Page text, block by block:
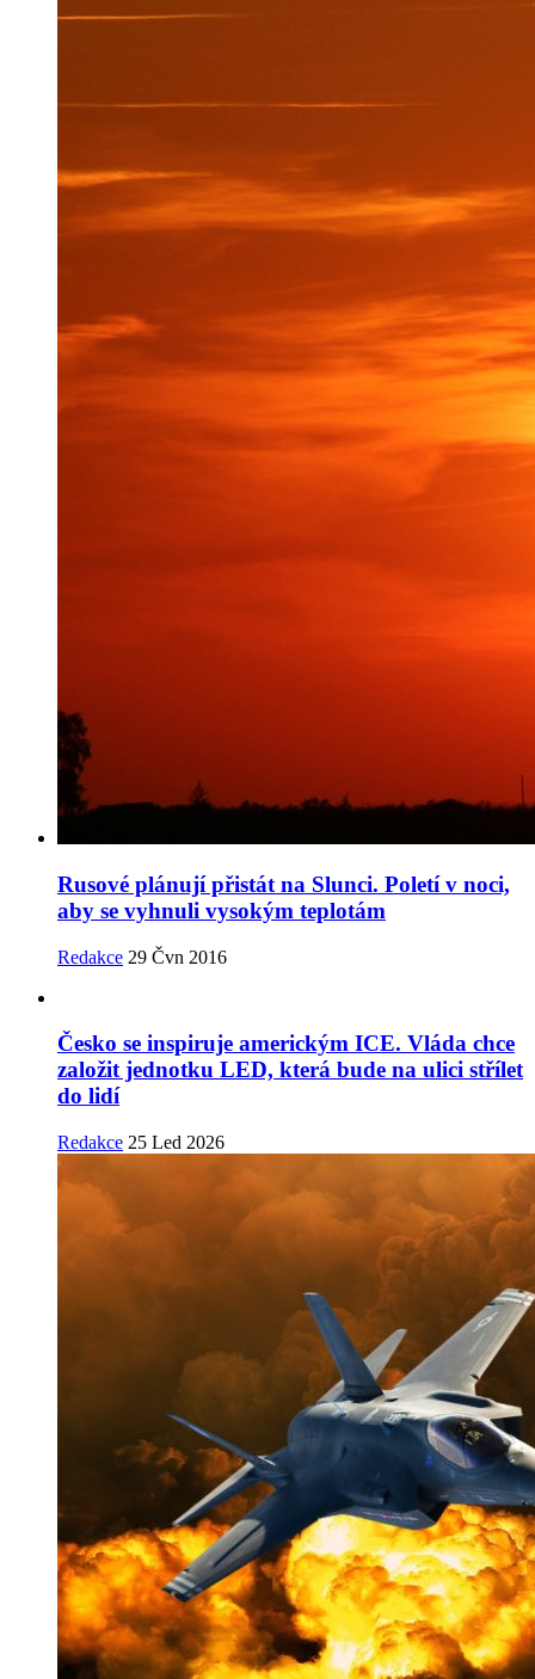
Rusové plánují přistát na Slunci. Poletí v noci,
aby se vyhnuli vysokým teplotám
Redakce 29 Čvn 2016
Česko se inspiruje americkým ICE. Vláda chce
založit jednotku LED, která bude na ulici střílet
do lidí
Redakce 25 Led 2026